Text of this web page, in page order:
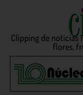
Clipping de noticias
flores,